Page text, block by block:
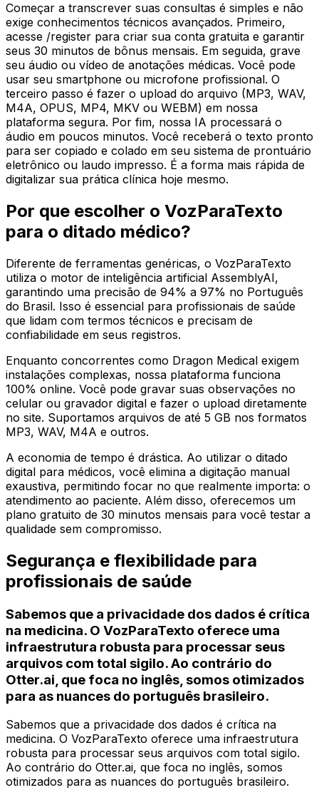
Começar a transcrever suas consultas é simples e não
exige conhecimentos técnicos avançados. Primeiro,
acesse /register para criar sua conta gratuita e garantir
seus 30 minutos de bônus mensais. Em seguida, grave
seu áudio ou vídeo de anotações médicas. Você pode
usar seu smartphone ou microfone profissional. O
terceiro passo é fazer o upload do arquivo (MP3, WAV,
M4A, OPUS, MP4, MKV ou WEBM) em nossa
plataforma segura. Por fim, nossa IA processará o
áudio em poucos minutos. Você receberá o texto pronto
para ser copiado e colado em seu sistema de prontuário
eletrônico ou laudo impresso. É a forma mais rápida de
digitalizar sua prática clínica hoje mesmo.
Por que escolher o VozParaTexto
para o ditado médico?
Diferente de ferramentas genéricas, o VozParaTexto
utiliza o motor de inteligência artificial AssemblyAI,
garantindo uma precisão de 94% a 97% no Português
do Brasil. Isso é essencial para profissionais de saúde
que lidam com termos técnicos e precisam de
confiabilidade em seus registros.
Enquanto concorrentes como Dragon Medical exigem
instalações complexas, nossa plataforma funciona
100% online. Você pode gravar suas observações no
celular ou gravador digital e fazer o upload diretamente
no site. Suportamos arquivos de até 5 GB nos formatos
MP3, WAV, M4A e outros.
A economia de tempo é drástica. Ao utilizar o ditado
digital para médicos, você elimina a digitação manual
exaustiva, permitindo focar no que realmente importa: o
atendimento ao paciente. Além disso, oferecemos um
plano gratuito de 30 minutos mensais para você testar a
qualidade sem compromisso.
Segurança e flexibilidade para
profissionais de saúde
Sabemos que a privacidade dos dados é crítica
na medicina. O VozParaTexto oferece uma
infraestrutura robusta para processar seus
arquivos com total sigilo. Ao contrário do
Otter.ai, que foca no inglês, somos otimizados
para as nuances do português brasileiro.
Sabemos que a privacidade dos dados é crítica na
medicina. O VozParaTexto oferece uma infraestrutura
robusta para processar seus arquivos com total sigilo.
Ao contrário do Otter.ai, que foca no inglês, somos
otimizados para as nuances do português brasileiro.